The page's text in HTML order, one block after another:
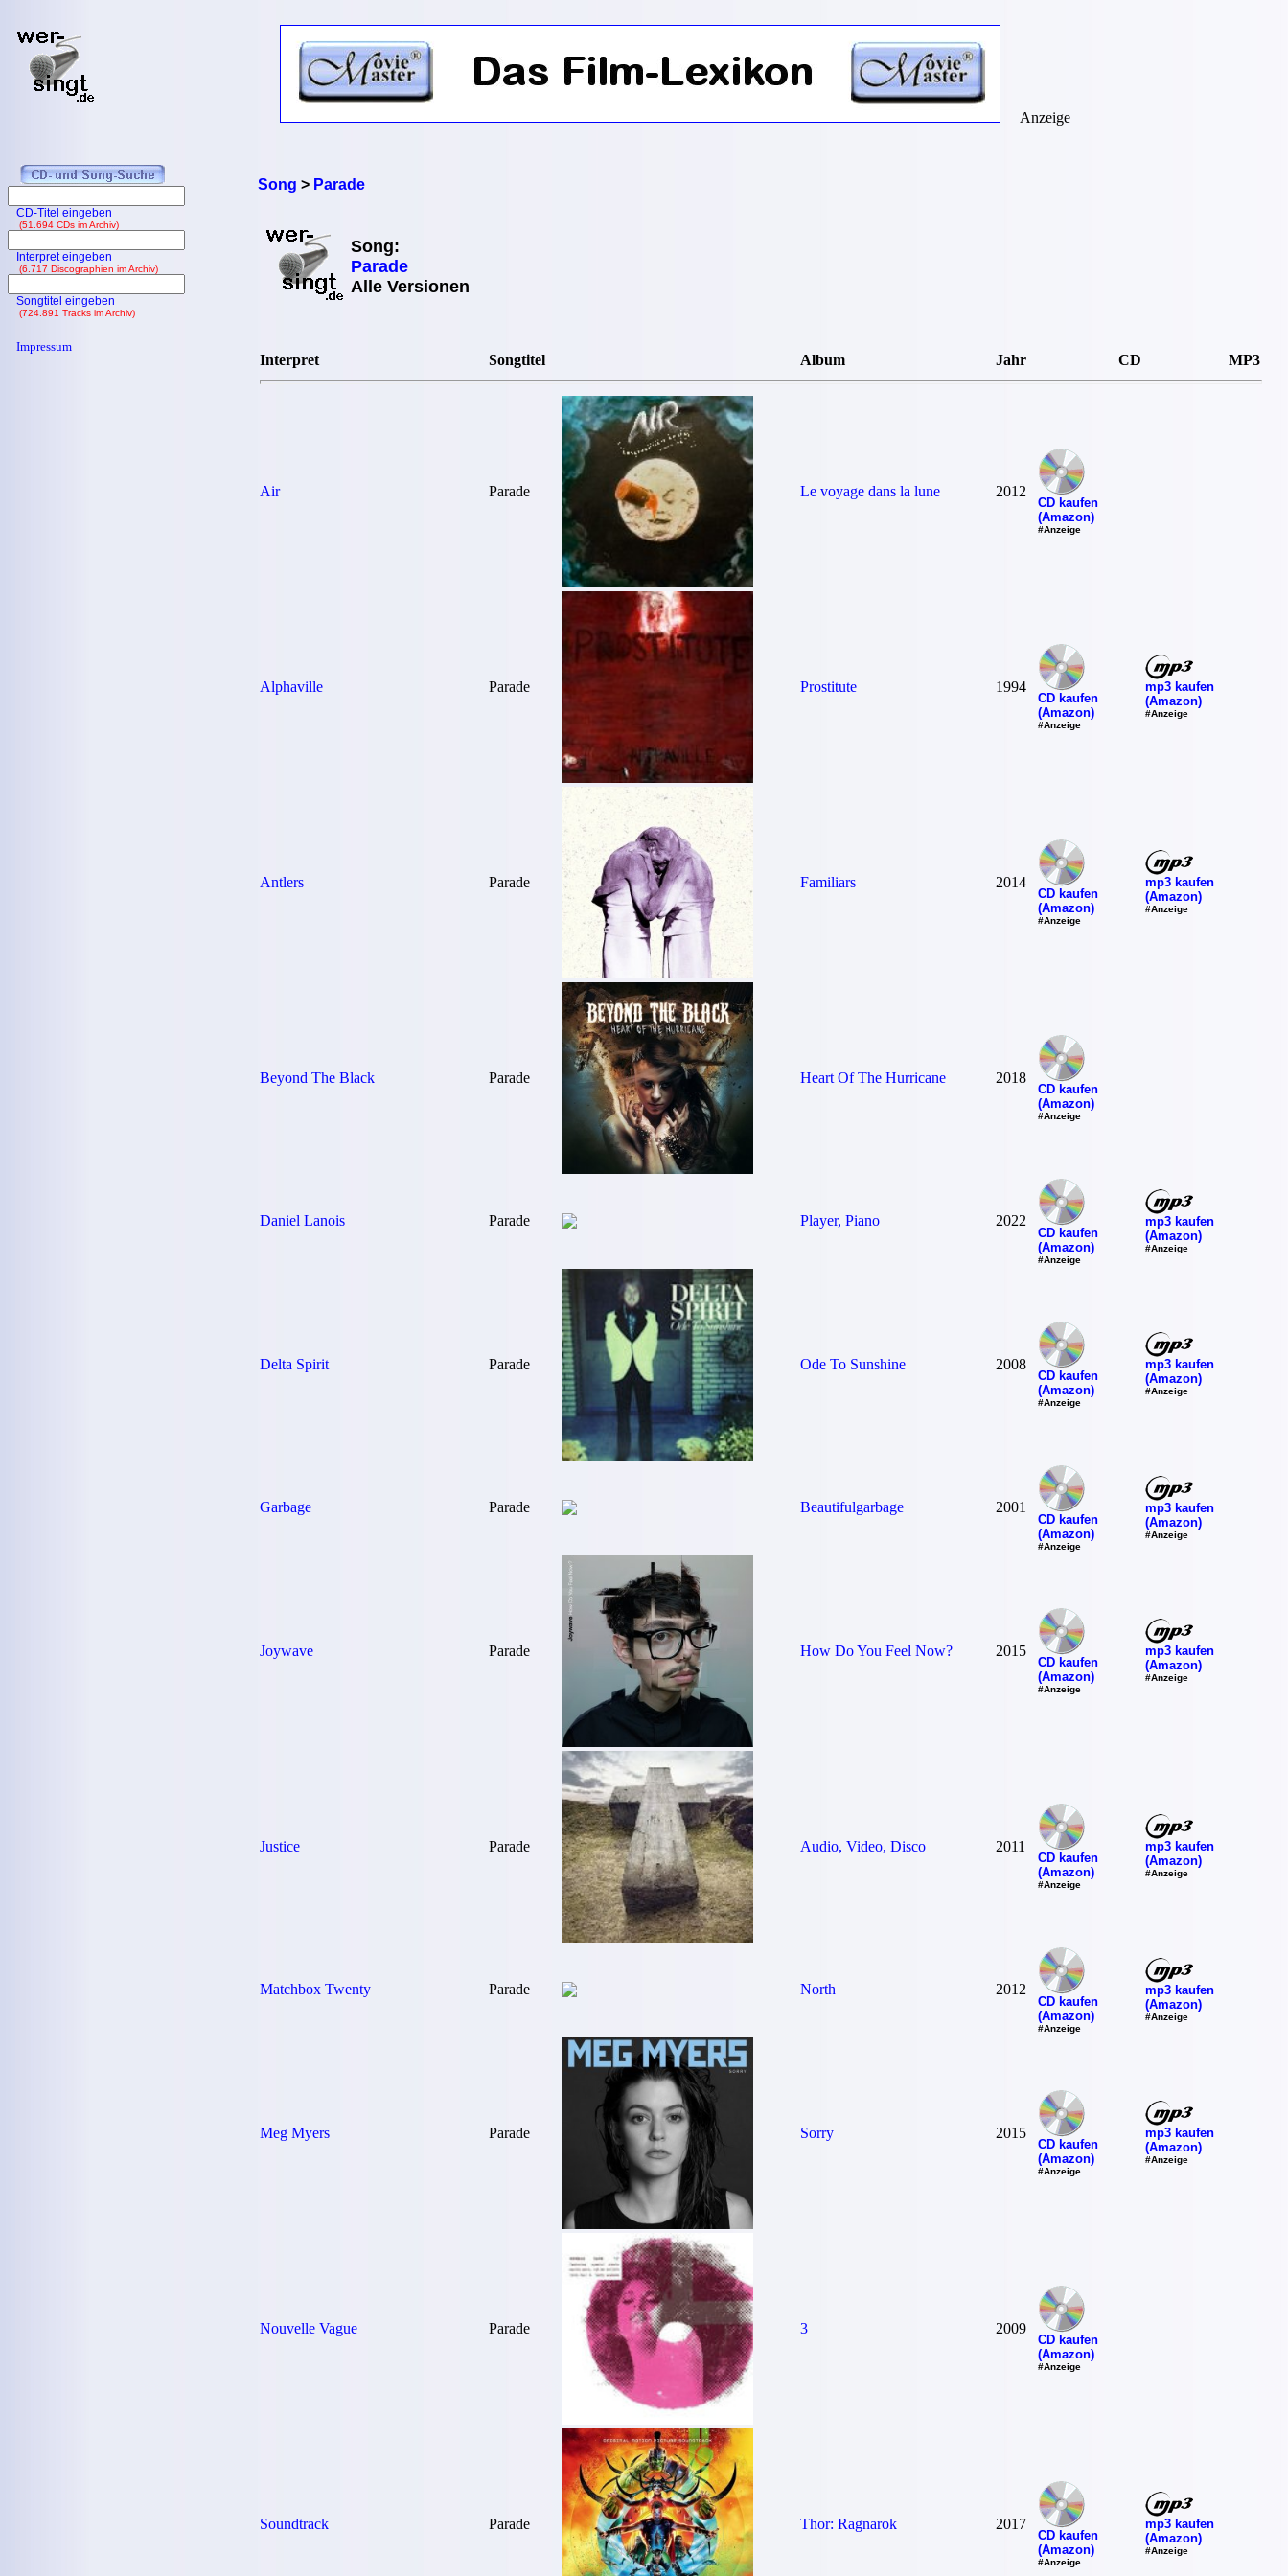
Song > Parade
Song:
Parade
Alle Versionen
Interpret Songtitel Album Jahr CD MP3
Air Parade Le voyage dans la lune 2012
CD kaufen
(Amazon)
#Anzeige
Alphaville Parade Prostitute 1994
CD kaufen
(Amazon)
#Anzeige
mp3 kaufen
(Amazon)
#Anzeige
Antlers Parade Familiars 2014
CD kaufen
(Amazon)
#Anzeige
mp3 kaufen
(Amazon)
#Anzeige
Beyond The Black Parade Heart Of The Hurricane 2018
CD kaufen
(Amazon)
#Anzeige
Daniel Lanois Parade Player, Piano 2022
CD kaufen
(Amazon)
#Anzeige
mp3 kaufen
(Amazon)
#Anzeige
Delta Spirit Parade Ode To Sunshine 2008
CD kaufen
(Amazon)
#Anzeige
mp3 kaufen
(Amazon)
#Anzeige
Garbage Parade Beautifulgarbage 2001
CD kaufen
(Amazon)
#Anzeige
mp3 kaufen
(Amazon)
#Anzeige
Joywave Parade How Do You Feel Now? 2015
CD kaufen
(Amazon)
#Anzeige
mp3 kaufen
(Amazon)
#Anzeige
Justice Parade Audio, Video, Disco 2011
CD kaufen
(Amazon)
#Anzeige
mp3 kaufen
(Amazon)
#Anzeige
Matchbox Twenty Parade North 2012
CD kaufen
(Amazon)
#Anzeige
mp3 kaufen
(Amazon)
#Anzeige
Meg Myers Parade Sorry 2015
CD kaufen
(Amazon)
#Anzeige
mp3 kaufen
(Amazon)
#Anzeige
Nouvelle Vague Parade 3 2009
CD kaufen
(Amazon)
#Anzeige
Soundtrack Parade Thor: Ragnarok 2017
CD kaufen
(Amazon)
#Anzeige
mp3 kaufen
(Amazon)
#Anzeige
Anzeige
CD-Titel eingeben
(51.694 CDs im Archiv)
Interpret eingeben
(6.717 Discographien im Archiv)
Songtitel eingeben
(724.891 Tracks im Archiv)
Impressum